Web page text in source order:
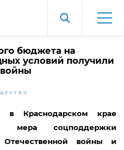
бюджета на
условий получили
Краснодарском крае
мера соцподдержки
Отечественной войны и